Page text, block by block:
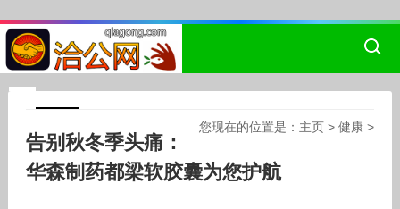
您现在的位置是： 主页 >健康 >
告别秋冬季头痛：
华森制药都梁软胶囊为您护航